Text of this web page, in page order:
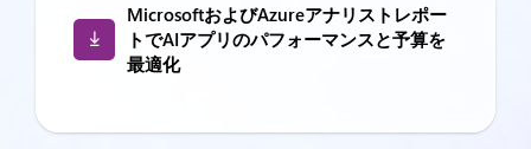
MicrosoftおよびAzureアナリストレポー
トでAIアプリのパフォーマンスと予算を
最適化